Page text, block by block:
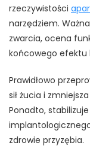
rzeczywistości
narzędziem.
zwarcia, ocena
końcowego efektu
Prawidłowo
sił żucia i
Ponadto,
zdrowie przyzębia.